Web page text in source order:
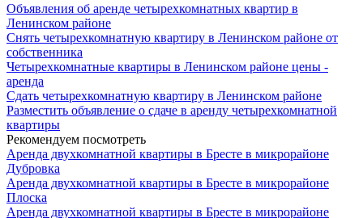
Объявления об аренде четырехкомнатных квартир в
Ленинском районе
Снять четырехкомнатную квартиру в Ленинском районе от
собственника
Четырехкомнатные квартиры в Ленинском районе цены -
аренда
Сдать четырехкомнатную квартиру в Ленинском районе
Разместить объявление о сдаче в аренду четырехкомнатной
квартиры
Рекомендуем посмотреть
Аренда двухкомнатной квартиры в Бресте в микрорайоне
Дубровка
Аренда двухкомнатной квартиры в Бресте в микрорайоне
Плоска
Аренда двухкомнатной квартиры в Бресте в микрорайоне